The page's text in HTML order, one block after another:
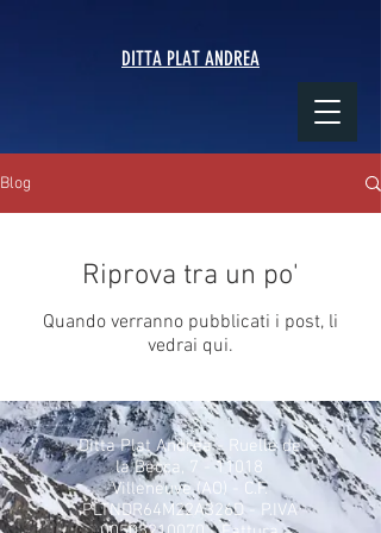
DITTA PLAT ANDREA
Blog
Riprova tra un po'
Quando verranno pubblicati i post, li
vedrai qui.
Ditta Plat Andrea - Ruelle de
la Becca, 7 - 11018
Villeneuve (AO) - C.F.
PLTNDR64M22A326D - P.IVA